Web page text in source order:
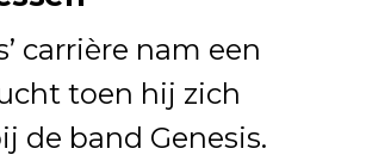
carrière nam een
toen hij zich
de band Genesis.